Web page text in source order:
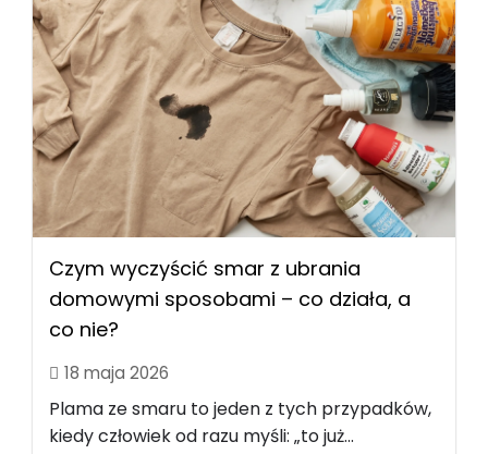
Czym wyczyścić smar z ubrania
domowymi sposobami – co działa, a
co nie?
18 maja 2026
Plama ze smaru to jeden z tych przypadków,
kiedy człowiek od razu myśli: „to już...